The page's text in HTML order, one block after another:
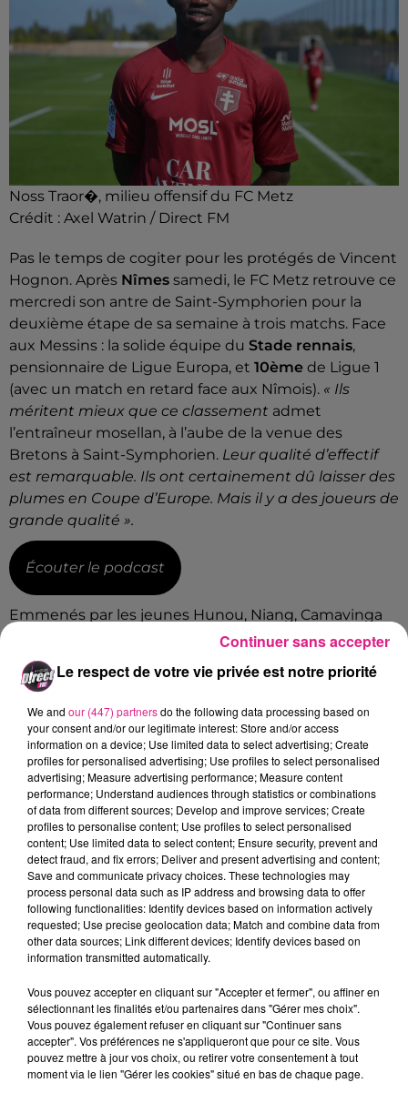
Noss Traor�, milieu offensif du FC Metz
Crédit : Axel Watrin / Direct FM
Pas le temps de cogiter pour les protégés de Vincent
Hognon. Après Nîmes samedi, le FC Metz retrouve ce
mercredi son antre de Saint-Symphorien pour la
deuxième étape de sa semaine à trois matchs. Face
aux Messins : la solide équipe du Stade rennais,
pensionnaire de Ligue Europa, et 10ème de Ligue 1
(avec un match en retard face aux Nîmois). « Ils
méritent mieux que ce classement admet
l’entraîneur mosellan, à l’aube de la venue des
Bretons à Saint-Symphorien. Leur qualité d’effectif
est remarquable. Ils ont certainement dû laisser des
plumes en Coupe d’Europe. Mais il y a des joueurs de
grande qualité ».
Écouter le podcast
Emmenés par les jeunes Hunou, Niang, Camavinga
ou Del Castillo, la formation de Julien Stéphan
marque le pas loin de ses bases. À l’extérieur cette
saison,le SRFC ne s’est plus imposé depuis le 25
souritVincent Hognon.Son milieu offensifNoss
Traoré, auteur de son premier but sous les couleurs
messines contre Reims, s’attend à une féroce
opposition. « On sait que le match sera compliqué
car c’est une bonne équipe. Défensivement, ils sont
présents. Donc il faudra être vigilants sur les contre-
attaques »note le joueur prêté par l’AS Monaco.
Écouter le podcast
En Moselle, on s’impatiente. Las de ses quatre
toute aussi longue, le club à la Croix de Lorraine
convoite sa première victoire depuis le succès contre
les Canaris nantais le 19 octobre.
« Psychologiquement, ça joue un peu sur nous
reconnaît l’international malien.Il y a des matchs où
Le respect de votre vie privée est notre priorité
We and our (447) partnersdo the following data processing based on
your consent and/or our legitimate interest: Store and/or access
information on a device; Use limited data to select advertising; Create
profiles for personalised advertising; Use profiles to select personalised
advertising; Measure advertising performance; Measure content
performance; Understand audiences through statistics or combinations
of data from different sources; Develop and improve services; Create
profiles to personalise content; Use profiles to select personalised
content; Use limited data to select content; Ensure security, prevent and
detect fraud, and fix errors; Deliver and present advertising and content;
Save and communicate privacy choices. These technologies may
process personal data such as IP address and browsing data to offer
following functionalities: Identify devices based on information actively
requested; Use precise geolocation data; Match and combine data from
other data sources; Link different devices; Identify devices based on
information transmitted automatically.
Vous pouvez accepter en cliquant sur "Accepter et fermer", ou affiner en
sélectionnant les finalités et/ou partenaires dans "Gérer mes choix".
Vous pouvez également refuser en cliquant sur "Continuer sans
accepter". Vos préférences ne s'appliqueront que pour ce site. Vous
pouvez mettre à jour vos choix, ou retirer votre consentement à tout
moment via le lien "Gérer les cookies" situé en bas de chaque page.
Continuer sans accepter